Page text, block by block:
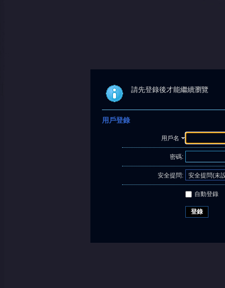
請先登錄後才能繼續瀏覽
用戶登錄
用戶名
密碼:
安全提問:
自動登錄
登錄